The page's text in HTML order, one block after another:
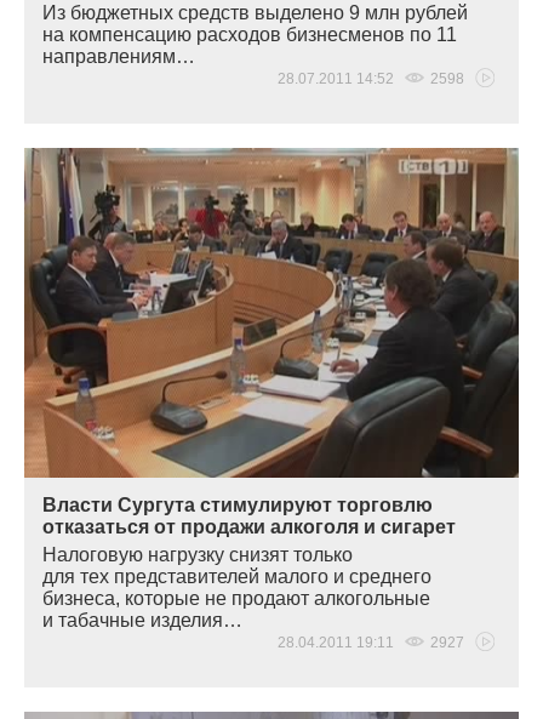
Из бюджетных средств выделено 9 млн рублей
на компенсацию расходов бизнесменов по 11
направлениям…
28.07.2011 14:52 2598
Власти Сургута стимулируют торговлю
отказаться от продажи алкоголя и сигарет
Налоговую нагрузку снизят только
для тех представителей малого и среднего
бизнеса, которые не продают алкогольные
и табачные изделия…
28.04.2011 19:11 2927